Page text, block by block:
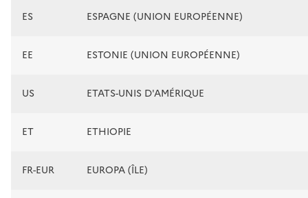
ES ESPAGNE (UNION EUROPÉENNE)
EE ESTONIE (UNION EUROPÉENNE)
US ETATS-UNIS D'AMÉRIQUE
ET ETHIOPIE
FR-EUR EUROPA (ÎLE)